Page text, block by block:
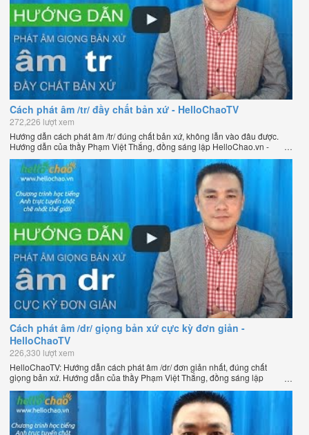
Cách phát âm /tr/ đầy chất bản xứ - HelloChaoTV
272,226 lượt xem
Hướng dẫn cách phát âm /tr/ đúng chất bản xứ, không lẫn vào đâu được.
Hướng dẫn của thầy Phạm Việt Thắng, đồng sáng lập HelloChao.vn -
Chương trình dạy tiếng Anh trực tuyến chặt chẽ nhất thế giới.
Cách phát âm /dr/ giọng bản xứ cực kỳ đơn giản -
HelloChaoTV
226,330 lượt xem
HelloChaoTV: Hướng dẫn cách phát âm /dr/ đơn giản nhất, đúng chất
giọng bản xứ. Hướng dẫn của thầy Phạm Việt Thắng, đồng sáng lập
giới.